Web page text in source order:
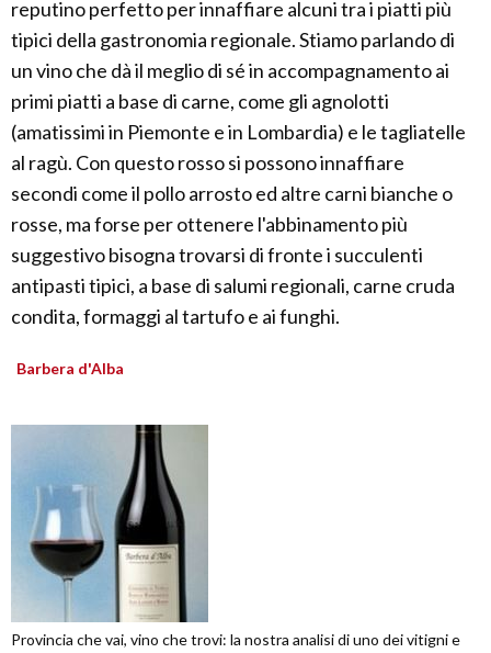
reputino perfetto per innaffiare alcuni tra i piatti più
tipici della gastronomia regionale. Stiamo parlando di
un vino che dà il meglio di sé in accompagnamento ai
primi piatti a base di carne, come gli agnolotti
(amatissimi in Piemonte e in Lombardia) e le tagliatelle
al ragù. Con questo rosso si possono innaffiare
secondi come il pollo arrosto ed altre carni bianche o
rosse, ma forse per ottenere l'abbinamento più
suggestivo bisogna trovarsi di fronte i succulenti
antipasti tipici, a base di salumi regionali, carne cruda
condita, formaggi al tartufo e ai funghi.
Barbera d'Alba
Provincia che vai, vino che trovi: la nostra analisi di uno dei vitigni e